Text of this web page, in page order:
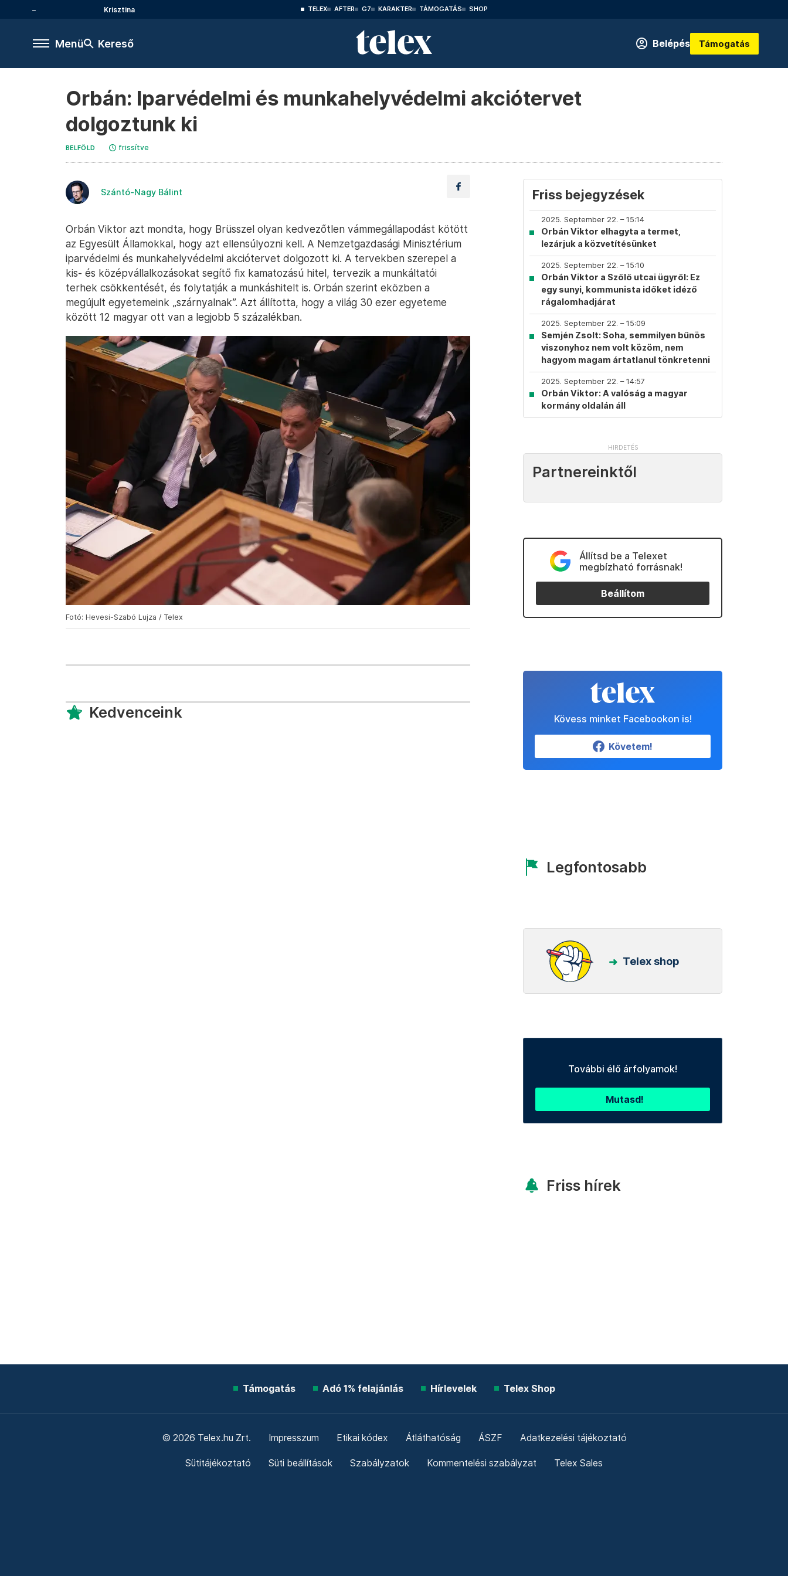
Krisztina TELEX AFTER G7 KARAKTER TÁMOGATÁS SHOP
Menü Kereső Belépés Támogatás
Orbán: Iparvédelmi és munkahelyvédelmi akciótervet
dolgoztunk ki
BELFÖLD frissítve
Szántó-Nagy Bálint
Orbán Viktor azt mondta, hogy Brüsszel olyan kedvezőtlen vámmegállapodást kötött
az Egyesült Államokkal, hogy azt ellensúlyozni kell. A Nemzetgazdasági Minisztérium
iparvédelmi és munkahelyvédelmi akciótervet dolgozott ki. A tervekben szerepel a
kis- és középvállalkozásokat segítő fix kamatozású hitel, tervezik a munkáltatói
terhek csökkentését, és folytatják a munkáshitelt is. Orbán szerint eközben a
megújult egyetemeink „szárnyalnak”. Azt állította, hogy a világ 30 ezer egyeteme
között 12 magyar ott van a legjobb 5 százalékban.
Fotó: Hevesi-Szabó Lujza / Telex
Kedvenceink
Friss bejegyzések
2025. September 22. – 15:14
Orbán Viktor elhagyta a termet,
lezárjuk a közvetítésünket
2025. September 22. – 15:10
Orbán Viktor a Szőlő utcai ügyről: Ez
egy sunyi, kommunista időket idéző
rágalomhadjárat
2025. September 22. – 15:09
Semjén Zsolt: Soha, semmilyen bűnös
viszonyhoz nem volt közöm, nem
hagyom magam ártatlanul tönkretenni
2025. September 22. – 14:57
Orbán Viktor: A valóság a magyar
kormány oldalán áll
Partnereinktől
Állítsd be a Telexet
megbízható forrásnak!
Beállítom
Kövess minket Facebookon is!
Követem!
Legfontosabb
Telex shop
További élő árfolyamok!
Mutasd!
Friss hírek
Támogatás Adó 1% felajánlás Hírlevelek Telex Shop
© 2026 Telex.hu Zrt. Impresszum Etikai kódex Átláthatóság ÁSZF Adatkezelési tájékoztató
Sütitájékoztató Süti beállítások Szabályzatok Kommentelési szabályzat Telex Sales